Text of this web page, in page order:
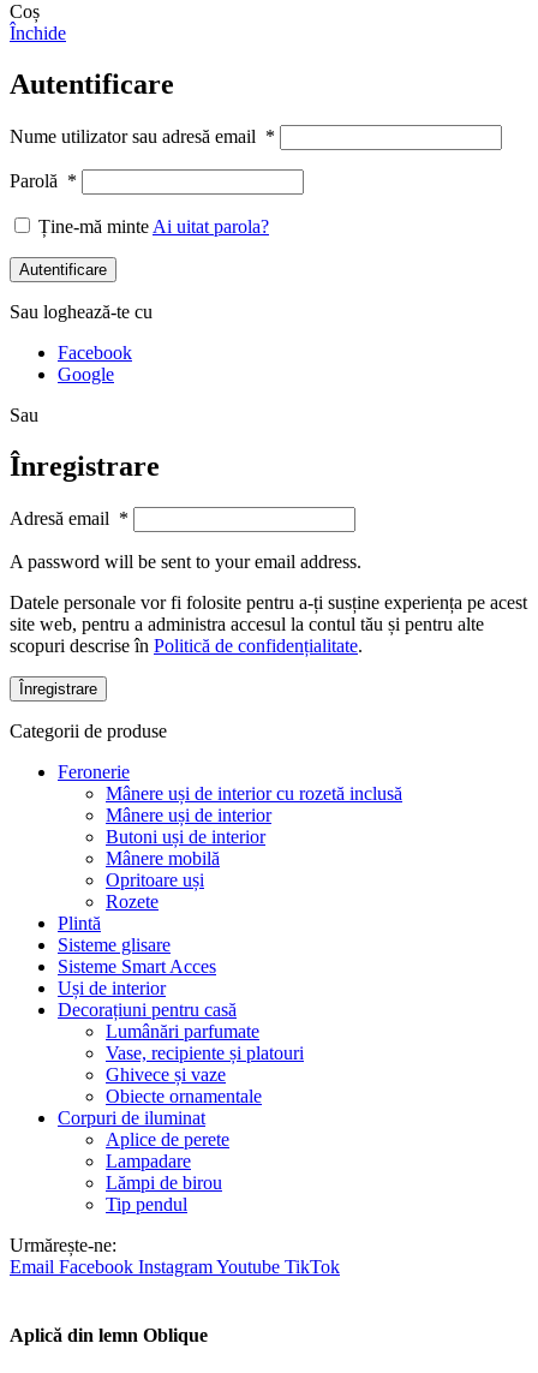
Coș
Închide
Autentificare
Nume utilizator sau adresă email *
Parolă *
Ține-mă minte Ai uitat parola?
Autentificare
Sau loghează-te cu
Facebook
Google
Sau
Înregistrare
Adresă email *
A password will be sent to your email address.
Datele personale vor fi folosite pentru a-ți susține experiența pe acest
site web, pentru a administra accesul la contul tău și pentru alte
scopuri descrise în Politică de confidențialitate.
Înregistrare
Categorii de produse
Feronerie
Mânere uși de interior cu rozetă inclusă
Mânere uși de interior
Butoni uși de interior
Mânere mobilă
Opritoare uși
Rozete
Plintă
Sisteme glisare
Sisteme Smart Acces
Uși de interior
Decorațiuni pentru casă
Lumânări parfumate
Vase, recipiente și platouri
Ghivece și vaze
Obiecte ornamentale
Corpuri de iluminat
Aplice de perete
Lampadare
Lămpi de birou
Tip pendul
Urmărește-ne:
Email Facebook InstagramYoutube TikTok
Aplică din lemn Oblique